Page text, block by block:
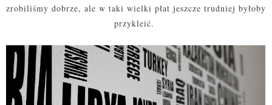
zrobiliśmy dobrze, ale w taki wielki płat jeszcze trudniej byłoby
przykleić.